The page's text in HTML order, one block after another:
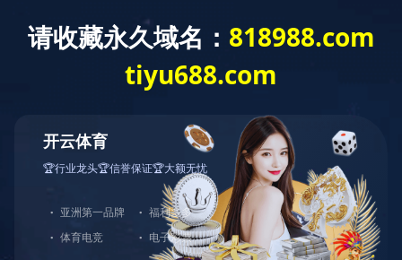
公司概况 党建工作 经营发展